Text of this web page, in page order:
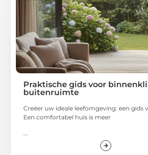
Praktische gids voor
buitenruimte
Creëer uw ideale leefomgeving: een gids
Een comfortabel huis is meer
...